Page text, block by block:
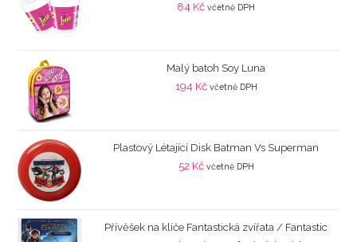
84 Kč včetně DPH
Malý batoh Soy Luna
194 Kč včetně DPH
Plastový Létající Disk Batman Vs Superman
52 Kč včetně DPH
Přívěšek na klíče Fantastická zvířata / Fantastic